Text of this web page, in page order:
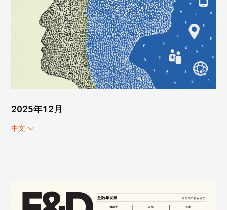
2025年12月
中文